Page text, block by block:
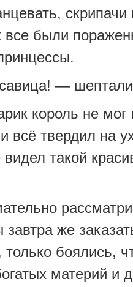
скрипачи
все были
—
король не мог
всё твердил на
видел такой
же
только боялись,
материй и